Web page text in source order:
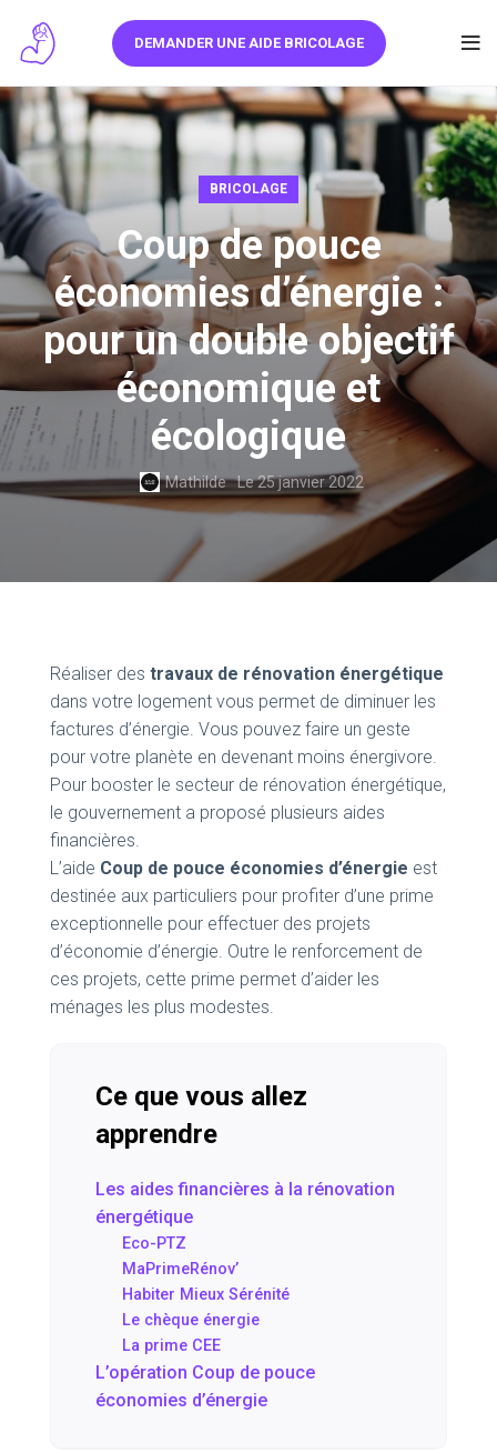
DEMANDER UNE AIDE BRICOLAGE
BRICOLAGE
Coup de pouce
économies d’énergie :
pour un double objectif
économique et
écologique
Mathilde Le 25 janvier 2022
Réaliser des travaux de rénovation énergétique
dans votre logement vous permet de diminuer les
factures d’énergie. Vous pouvez faire un geste
pour votre planète en devenant moins énergivore.
Pour booster le secteur de rénovation énergétique,
le gouvernement a proposé plusieurs aides
financières.
L’aide Coup de pouce économies d’énergie est
destinée aux particuliers pour profiter d’une prime
exceptionnelle pour effectuer des projets
d’économie d’énergie. Outre le renforcement de
ces projets, cette prime permet d’aider les
ménages les plus modestes.
Ce que vous allez
apprendre
Les aides financières à la rénovation
énergétique
Eco-PTZ
MaPrimeRénov’
Habiter Mieux Sérénité
Le chèque énergie
La prime CEE
L’opération Coup de pouce
économies d’énergie